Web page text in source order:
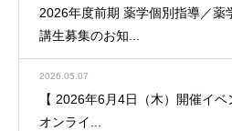
2026年度前期 薬学個別指導／薬
講生募集のお知...
2026.05.07
【 2026年6月4日（木）開催イ
オンライ...